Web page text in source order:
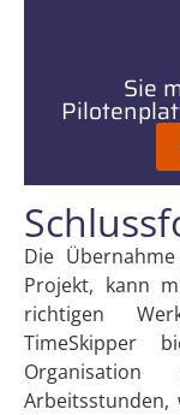
Sie
Die
Projekt, kann
richtigen
TimeSkipper